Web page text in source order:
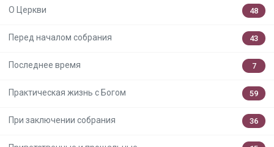
О Церкви 48
Перед началом собрания 43
Последнее время 7
Практическая жизнь с Богом 59
При заключении собрания 36